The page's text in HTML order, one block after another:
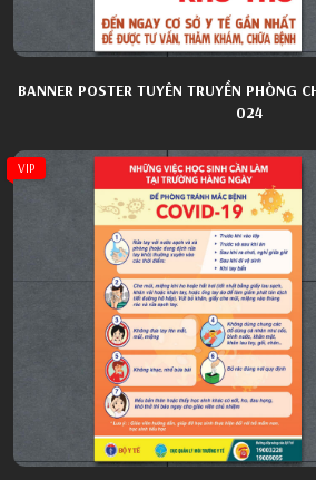
BANNER POSTER TUYÊN TRUYỀN PHÒNG
024
VIP